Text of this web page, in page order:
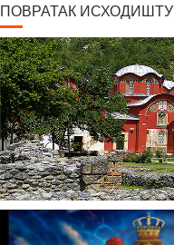
ПОВРАТАК ИСХОДИШТУ